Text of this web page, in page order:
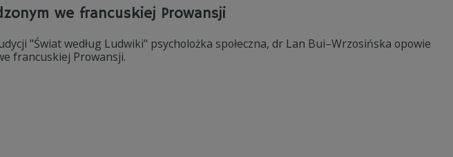
we francuskiej Prowansji
"Świat według Ludwiki" psycholożka społeczna, dr Lan Bui–Wrzosińska opowie
francuskiej Prowansji.